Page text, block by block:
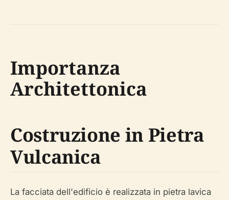
Importanza
Architettonica
Costruzione in Pietra
Vulcanica
La facciata dell'edificio è realizzata in pietra lavica